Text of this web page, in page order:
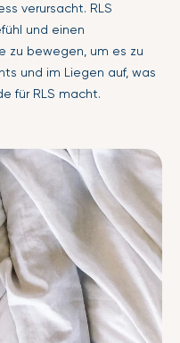
verursacht. RLS
und einen
zu bewegen, um es zu
und im Liegen auf, was
für RLS macht.